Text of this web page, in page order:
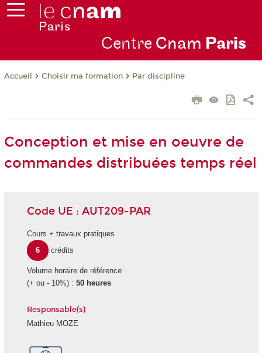
Centre Cnam Paris
Accueil Choisir ma formation Par discipline
Conception et mise en oeuvre de
commandes distribuées temps réel
Code UE : AUT209-PAR
Cours + travaux pratiques
6
crédits
Volume horaire de référence
(+ ou - 10%) : 50 heures
Responsable(s)
Mathieu MOZE